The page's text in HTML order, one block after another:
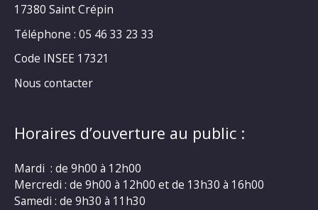
17380 Saint Crépin
Téléphone : 05 46 33 23 33
Code INSEE 17321
Nous contacter
Horaires d’ouverture au public :
Mardi : de 9h00 à 12h00
Mercredi : de 9h00 à 12h00 et de 13h30 à 16h00
Samedi : de 9h30 à 11h30